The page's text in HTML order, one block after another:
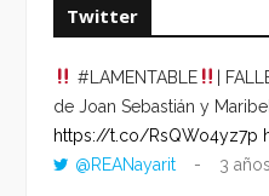
Twitter
#LAMENTABLE
|
de Joan Sebastián y
https://t.co/RsQWo4yz7p
@REANayarit
3